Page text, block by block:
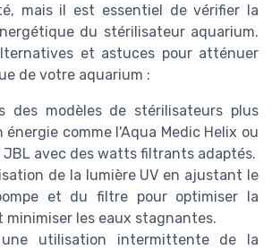
mais il est essentiel de vérifier la
du stérilisateur aquarium.
et astuces pour atténuer
de votre aquarium :
des modèles de stérilisateurs plus
énergie comme l'Aqua Medic Helix ou
JBL avec des watts filtrants adaptés.
de la lumière UV en ajustant le
et du filtre pour optimiser la
les eaux stagnantes.
utilisation intermittente de la